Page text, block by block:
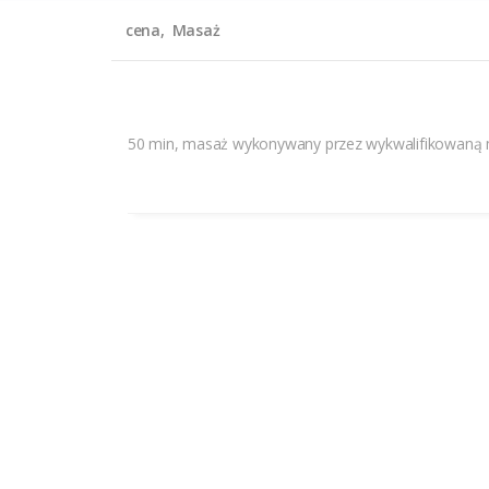
cena Masaż
50 min, masaż wykonywany przez wykwalifikowaną